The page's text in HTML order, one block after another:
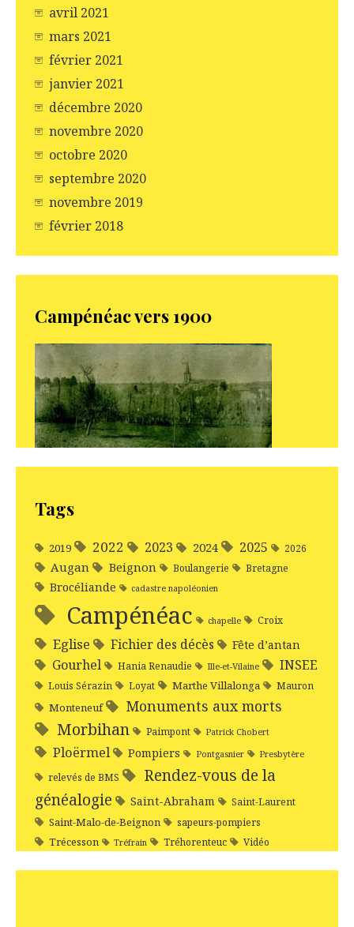
avril 2021
mars 2021
février 2021
janvier 2021
décembre 2020
novembre 2020
octobre 2020
septembre 2020
novembre 2019
février 2018
Campénéac vers 1900
Tags
2019 2022 2023 2024 2025 2026
Augan Beignon Boulangerie Bretagne
Brocéliande cadastre napoléonien
Campénéac chapelle Croix
Eglise Fichier des décès Fête d’antan
Gourhel Hania Renaudie Ille-et-Vilaine INSEE
Louis Sérazin Loyat Marthe Villalonga Mauron
Monteneuf Monuments aux morts
Morbihan Paimpont Patrick Chobert
Ploërmel Pompiers Pontgasnier Presbytère
relevés de BMS
Rendez-vous de la
généalogie
Saint-Abraham Saint-Laurent
Saint-Malo-de-Beignon sapeurs-pompiers
Trécesson Tréfrain Tréhorenteuc Vidéo